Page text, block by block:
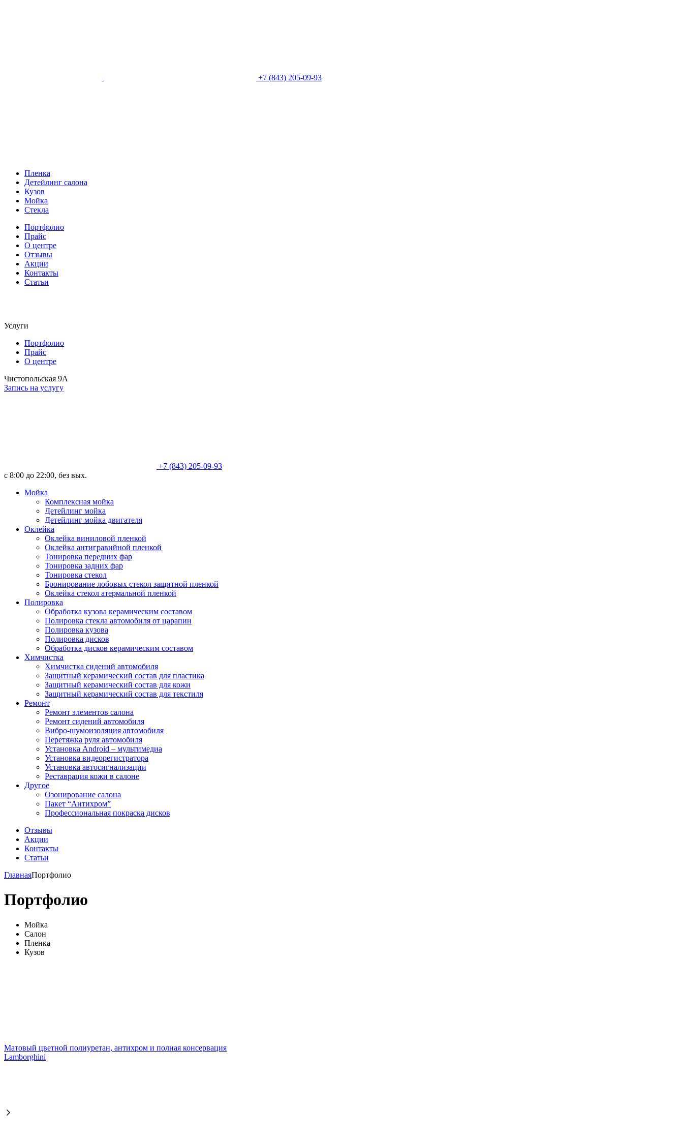
+7 (843) 205-09-93
Пленка
Детейлинг салона
Кузов
Мойка
Стекла
Портфолио
Прайс
О центре
Отзывы
Акции
Контакты
Статьи
Услуги
Портфолио
Прайс
О центре
Чистопольская 9А
Запись на услугу
+7 (843) 205-09-93
с 8:00 до 22:00, без вых.
Мойка
Комплексная мойка
Детейлинг мойка
Детейлинг мойка двигателя
Оклейка
Оклейка виниловой пленкой
Оклейка антигравийной пленкой
Тонировка передних фар
Тонировка задних фар
Тонировка стекол
Бронирование лобовых стекол защитной пленкой
Оклейка стекол атермальной пленкой
Полировка
Обработка кузова керамическим составом
Полировка стекла автомобиля от царапин
Полировка кузова
Полировка дисков
Обработка дисков керамическим составом
Химчистка
Химчистка сидений автомобиля
Защитный керамический состав для пластика
Защитный керамический состав для кожи
Защитный керамический состав для текстиля
Ремонт
Ремонт элементов салона
Ремонт сидений автомобиля
Вибро-шумоизоляция автомобиля
Перетяжка руля автомобиля
Установка Android – мультимедиа
Установка видеорегистратора
Установка автосигнализации
Реставрация кожи в салоне
Другое
Озонирование салона
Пакет “Антихром”
Профессиональная покраска дисков
Отзывы
Акции
Контакты
Статьи
ГлавнаяПортфолио
Портфолио
Мойка
Салон
Пленка
Кузов
Матовый цветной полиуретан, антихром и полная консервация
Lamborghini